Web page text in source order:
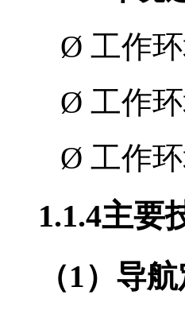
Ø 工作
Ø 工作
Ø 工作
1.1.4主要
（1）导